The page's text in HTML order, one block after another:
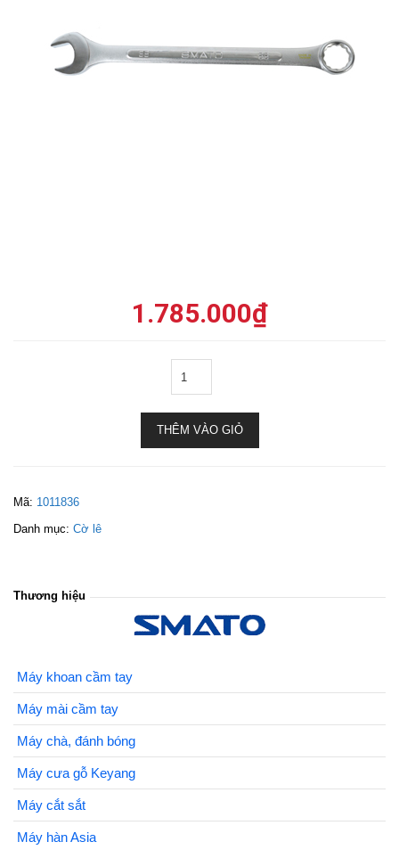
1.785.000₫
THÊM VÀO GIỎ
Mã: 1011836
Danh mục: Cờ lê
Thương hiệu
Máy khoan cầm tay
Máy mài cầm tay
Máy chà, đánh bóng
Máy cưa gỗ Keyang
Máy cắt sắt
Máy hàn Asia